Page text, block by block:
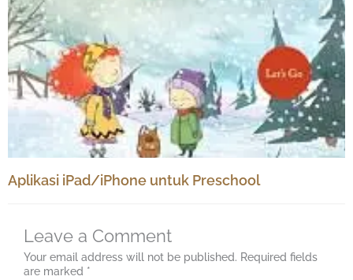
Aplikasi iPad/iPhone untuk Preschool
Leave a Comment
Your email address will not be published. Required fields
are marked *